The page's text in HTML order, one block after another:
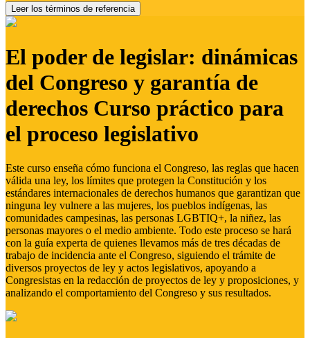
Leer los términos de referencia
El poder de legislar: dinámicas
del Congreso y garantía de
derechos Curso práctico para
el proceso legislativo
Este curso enseña cómo funciona el Congreso, las reglas que hacen
válida una ley, los límites que protegen la Constitución y los
estándares internacionales de derechos humanos que garantizan que
ninguna ley vulnere a las mujeres, los pueblos indígenas, las
comunidades campesinas, las personas LGBTIQ+, la niñez, las
personas mayores o el medio ambiente. Todo este proceso se hará
con la guía experta de quienes llevamos más de tres décadas de
trabajo de incidencia ante el Congreso, siguiendo el trámite de
diversos proyectos de ley y actos legislativos, apoyando a
Congresistas en la redacción de proyectos de ley y proposiciones, y
analizando el comportamiento del Congreso y sus resultados.